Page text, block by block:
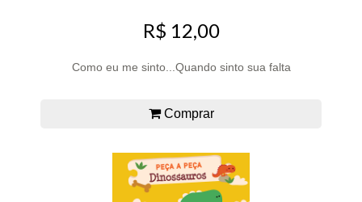
R$ 12,00
Como eu me sinto...Quando sinto sua falta
Comprar